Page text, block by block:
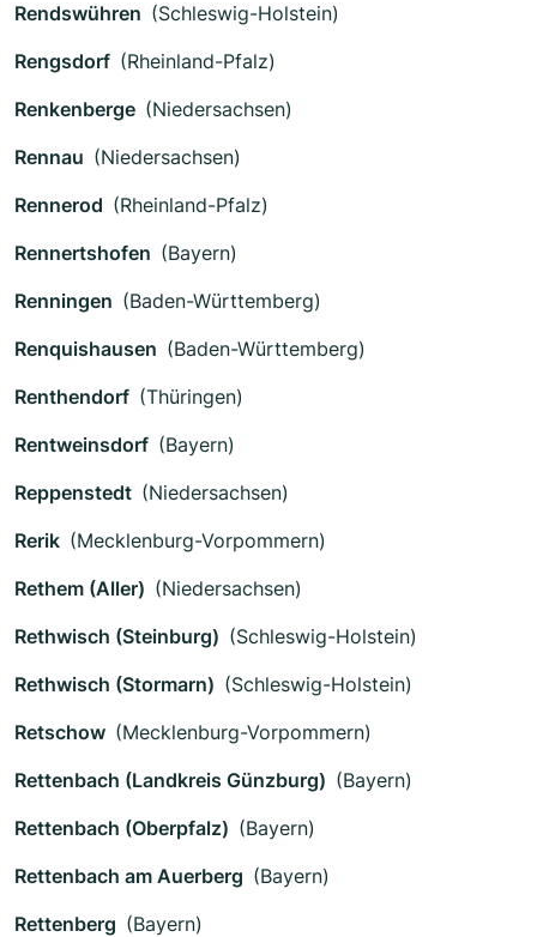
Rendswühren (Schleswig-Holstein)
Rengsdorf (Rheinland-Pfalz)
Renkenberge (Niedersachsen)
Rennau (Niedersachsen)
Rennerod (Rheinland-Pfalz)
Rennertshofen (Bayern)
Renningen (Baden-Württemberg)
Renquishausen (Baden-Württemberg)
Renthendorf (Thüringen)
Rentweinsdorf (Bayern)
Reppenstedt (Niedersachsen)
Rerik (Mecklenburg-Vorpommern)
Rethem (Aller) (Niedersachsen)
Rethwisch (Steinburg) (Schleswig-Holstein)
Rethwisch (Stormarn) (Schleswig-Holstein)
Retschow (Mecklenburg-Vorpommern)
Rettenbach (Landkreis Günzburg) (Bayern)
Rettenbach (Oberpfalz) (Bayern)
Rettenbach am Auerberg (Bayern)
Rettenberg (Bayern)